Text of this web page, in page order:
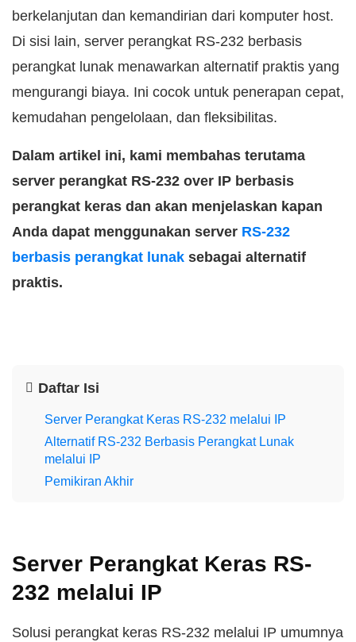
berkelanjutan dan kemandirian dari komputer host.
Di sisi lain, server perangkat RS-232 berbasis
perangkat lunak menawarkan alternatif praktis yang
mengurangi biaya. Ini cocok untuk penerapan cepat,
kemudahan pengelolaan, dan fleksibilitas.
Dalam artikel ini, kami membahas terutama
server perangkat RS-232 over IP berbasis
perangkat keras dan akan menjelaskan kapan
Anda dapat menggunakan server RS-232
berbasis perangkat lunak sebagai alternatif
praktis.
Daftar Isi
Server Perangkat Keras RS-232 melalui IP
Alternatif RS-232 Berbasis Perangkat Lunak
melalui IP
Pemikiran Akhir
Server Perangkat Keras RS-
232 melalui IP
Solusi perangkat keras RS-232 melalui IP umumnya